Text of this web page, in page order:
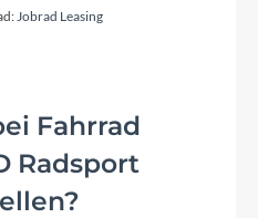
600-10 / 11-43
Jobrad Leasing
Fahrrad
Radsport